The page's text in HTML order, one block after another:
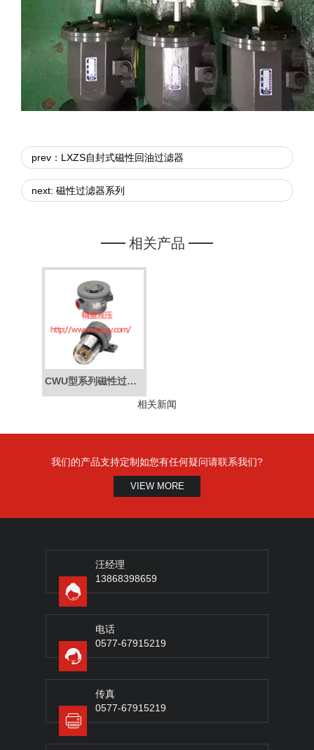
prev：LXZS自封式磁性回油过滤器
next: 磁性过滤器系列
相关产品
CWU型系列磁性过滤器
相关新闻
我们的产品支持定制如您有任何疑问请联系我们?
VIEW MORE
汪经理
13868398659
电话
0577-67915219
传真
0577-67915219